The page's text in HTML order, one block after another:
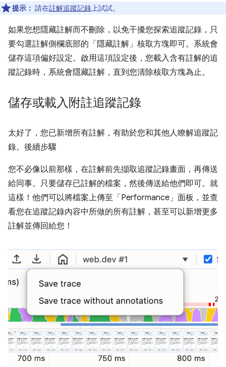
提示： 請在註解追蹤記錄上試試。
如果您想隱藏註解而不刪除，以免干擾您探索追蹤記錄，只
要勾選註解側欄底部的「隱藏註解」核取方塊即可。系統會
儲存這項偏好設定。啟用這項設定後，您載入含有註解的追
蹤記錄時，系統會隱藏註解，直到您清除核取方塊為止。
儲存或載入附註追蹤記錄
太好了，您已新增所有註解，有助於您和其他人瞭解追蹤記
錄。後續步驟
您不必像以前那樣，在註解前先擷取追蹤記錄畫面，再傳送
給同事。只要儲存已註解的檔案，然後傳送給他們即可。就
這樣！他們可以將檔案上傳至「Performance」 面板，並查
看您在追蹤記錄內容中所做的所有註解，甚至可以新增更多
註解並傳回給您！